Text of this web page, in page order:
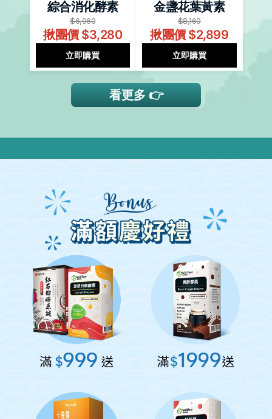
綜合消化酵素
$6,960
揪團價 $3,280
立即購買
金盞花葉黃素
$8,160
揪團價 $2,899
立即購買
看更多 👉